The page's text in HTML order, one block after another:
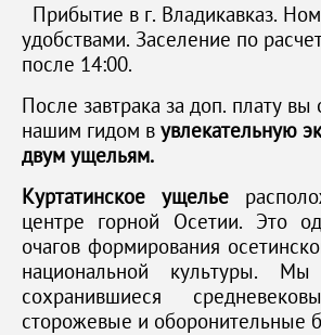
Прибытие в г. Владикавказ.
удобствами. Заселение по
после 14:00.
После завтрака за доп. плату вы
нашим гидом в увлекательную
двум ущельям.
Куртатинское ущелье
центре горной Осетии. Это
очагов формирования
национальной культуры.
сохранившиеся
сторожевые и оборонительные